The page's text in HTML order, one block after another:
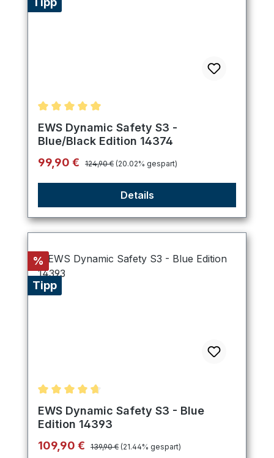
Durchschnittliche Bewertung von 5 von 5 Sternen
EWS Dynamic Safety S3 -
Blue/Black Edition 14374
Verkaufspreis:
99,90 € Regulärer Preis:
124,90 € (20.02% gespart)
Details
Rabatt
%
Tipp
Durchschnittliche Bewertung von 4.8 von 5
EWS Dynamic Safety S3 - Blue
Edition 14393
Verkaufspreis:
109,90 € Regulärer Preis:
139,90 € (21.44% gespart)